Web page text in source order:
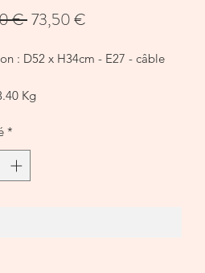
€ Prix
73,50 €
: D52 x H34cm - E27 - câble
Kg
BLANC
*